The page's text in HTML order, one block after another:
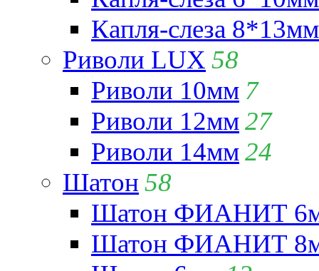
Капля-слеза 8*13мм
Риволи LUX 58
Риволи 10мм 7
Риволи 12мм27
Риволи 14мм24
Шатон 58
Шатон ФИАНИТ
Шатон ФИАНИТ